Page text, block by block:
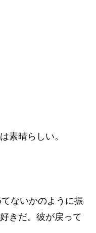
素晴らしい。
ないかのように振
きだ。彼が戻って